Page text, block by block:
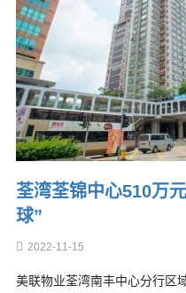
荃湾荃锦中心510万
球”
2022-11-15
美联物业荃湾南丰中心分行区